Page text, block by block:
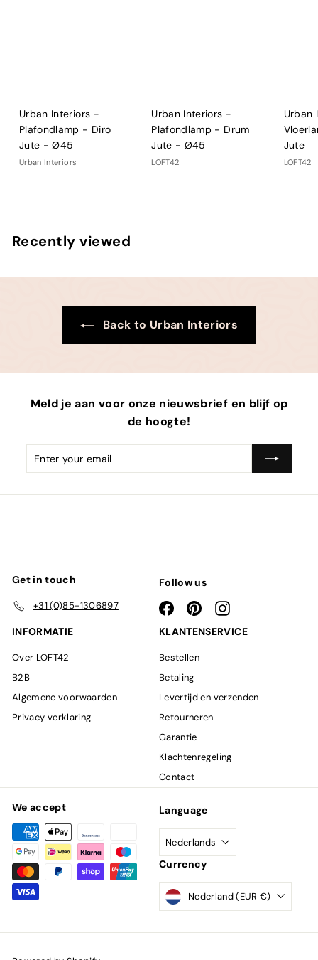
Urban Interiors -
Plafondlamp - Diro
Jute - Ø45
Urban Interiors
Urban Interiors -
Plafondlamp - Drum
Jute - Ø45
LOFT42
Urban
Jute
LOFT42
Recently viewed
Back to Urban Interiors
Meld je aan voor onze nieuwsbrief en blijf op
de hoogte!
Enter
email
Subscribe
Get in touch
+31 (0)85-1306897
Follow us
FacebookPinterestInstagram
INFORMATIE
Over LOFT42
B2B
Algemene voorwaarden
Privacy verklaring
KLANTENSERVICE
Bestellen
Betaling
Levertijd en verzenden
Retourneren
Garantie
Klachtenregeling
Contact
We accept Language
Nederlands
Currency
Nederland (EUR €)